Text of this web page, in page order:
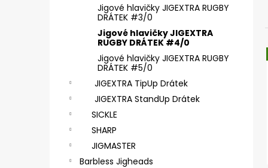
Jigové hlavičky JIGEXTRA RUGBY
DRÁTEK #3/0
Jigové hlavičky JIGEXTRA
RUGBY DRÁTEK #4/0
Jigové hlavičky JIGEXTRA RUGBY
DRÁTEK #5/0
JIGEXTRA TipUp Drátek
JIGEXTRA StandUp Drátek
SICKLE
SHARP
JIGMASTER
Barbless Jigheads
i